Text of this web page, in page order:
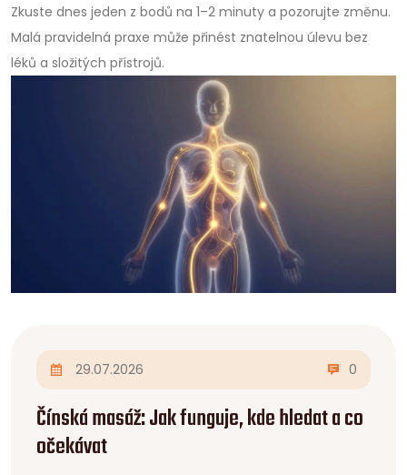
Zkuste dnes jeden z bodů na 1–2 minuty a pozorujte změnu.
Malá pravidelná praxe může přinést znatelnou úlevu bez
léků a složitých přístrojů.
29.07.2026 0
Čínská masáž: Jak funguje, kde hledat a co
očekávat